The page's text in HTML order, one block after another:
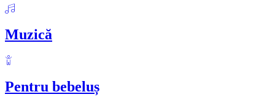
Muzică
Pentru bebeluș